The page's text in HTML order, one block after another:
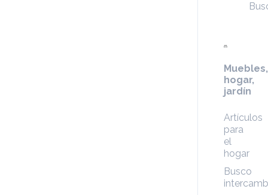
Muebles,
hogar,
jardín
Artículos
para
el
hogar
Busco